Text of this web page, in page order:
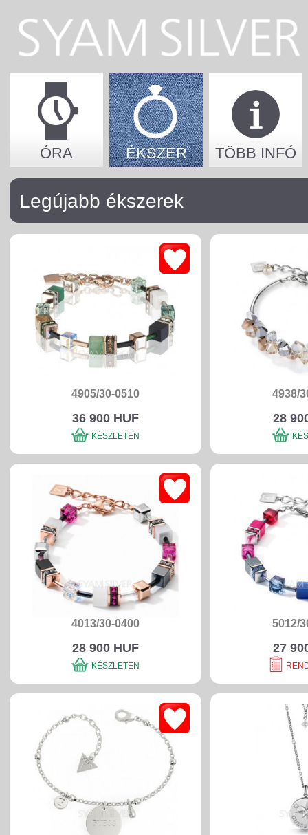
ÓRA ÉKSZER TÖBB INFÓ
Legújabb ékszerek
4905/30-0510
36 900 HUF
KÉSZLETEN
4938/
28
4013/30-0400
28 900 HUF
KÉSZLETEN
5012/
27